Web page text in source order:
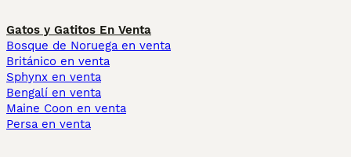
Gatos y Gatitos En Venta
Bosque de Noruega en venta
Británico en venta
Sphynx en venta
Bengalí en venta
Maine Coon en venta
Persa en venta